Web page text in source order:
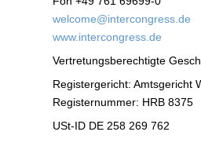
welcome@intercongress.de
www.intercongress.de
Vertretungsberechtigte
Registergericht: Amtsgericht
Registernummer: HRB 8375
USt-ID DE 258 269 762